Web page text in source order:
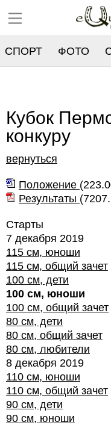
СПОРТ ФОТО
Кубок
конкуру
вернуться
Положение (
Результаты (
Старты
7 декабря 2019
115 см, юноши
115 см, общий зачет
100 см, дети
100 см, юноши
100 см, общий зачет
80 см, дети
80 см, общий зачет
80 см, любители
8 декабря 2019
110 см, юноши
110 см, общий зачет
90 см, дети
90 см, юноши